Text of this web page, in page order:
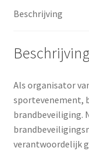
Beschrijving
Beschrijving
Als organisator
sportevenement,
brandbeveiliging.
verantwoordelijk